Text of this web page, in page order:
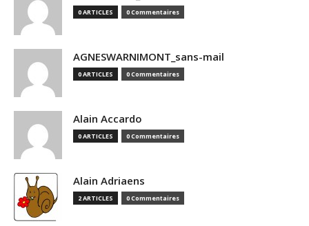
0 ARTICLES 0 Commentaires
AGNESWARNIMONT_sans-mail
0 ARTICLES 0 Commentaires
Alain Accardo
0 ARTICLES 0 Commentaires
Alain Adriaens
2 ARTICLES 0 Commentaires